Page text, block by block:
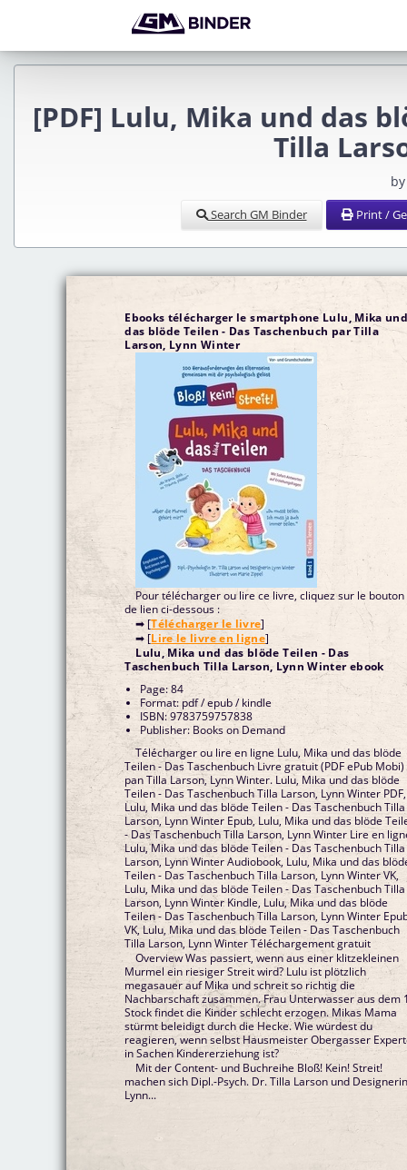
[PDF] Lulu, Mika und das
Tilla
Search GM Binder Print /
Ebooks télécharger le smartphone Lulu, Mika
das blöde Teilen - Das Taschenbuch par Tilla
Larson, Lynn Winter
Pour télécharger ou lire ce livre, cliquez sur le bouton
de lien ci-dessous :
➡ [Télécharger le livre]
➡ [Lire le livre en ligne]
Lulu, Mika und das blöde Teilen - Das
Taschenbuch Tilla Larson, Lynn Winter ebook
Page: 84
Format: pdf / epub / kindle
ISBN: 9783759757838
Publisher: Books on Demand
Télécharger ou lire en ligne Lulu, Mika und das blöde
Teilen - Das Taschenbuch Livre gratuit (PDF ePub Mobi)
pan Tilla Larson, Lynn Winter. Lulu, Mika und das blöde
Teilen - Das Taschenbuch Tilla Larson, Lynn Winter PDF,
Lulu, Mika und das blöde Teilen - Das Taschenbuch Tilla
Larson, Lynn Winter Epub, Lulu, Mika und das blöde
- Das Taschenbuch Tilla Larson, Lynn Winter Lire en
Lulu, Mika und das blöde Teilen - Das Taschenbuch Tilla
Larson, Lynn Winter Audiobook, Lulu, Mika und das
Teilen - Das Taschenbuch Tilla Larson, Lynn Winter VK,
Lulu, Mika und das blöde Teilen - Das Taschenbuch Tilla
Larson, Lynn Winter Kindle, Lulu, Mika und das blöde
Teilen - Das Taschenbuch Tilla Larson, Lynn Winter
VK, Lulu, Mika und das blöde Teilen - Das Taschenbuch
Tilla Larson, Lynn Winter Téléchargement gratuit
Overview Was passiert, wenn aus einer klitzekleinen
Murmel ein riesiger Streit wird? Lulu ist plötzlich
megasauer auf Mika und schreit so richtig die
Nachbarschaft zusammen. Frau Unterwasser aus dem
Stock findet die Kinder schlecht erzogen. Mikas Mama
stürmt beleidigt durch die Hecke. Wie würdest du
reagieren, wenn selbst Hausmeister Obergasser
in Sachen Kindererziehung ist?
Mit der Content- und Buchreihe Bloß! Kein! Streit!
machen sich Dipl.-Psych. Dr. Tilla Larson und
Lynn...